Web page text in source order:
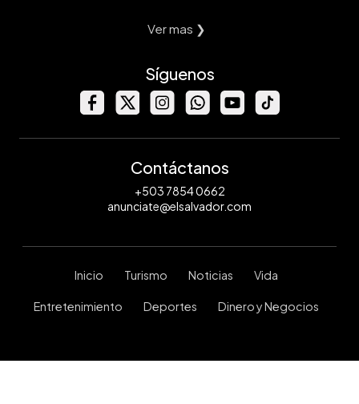
Ver mas ❯
Síguenos
Contáctanos
+503 7854 0662
anunciate@elsalvador.com
Inicio Turismo Noticias Vida
Entretenimiento Deportes Dinero y Negocios